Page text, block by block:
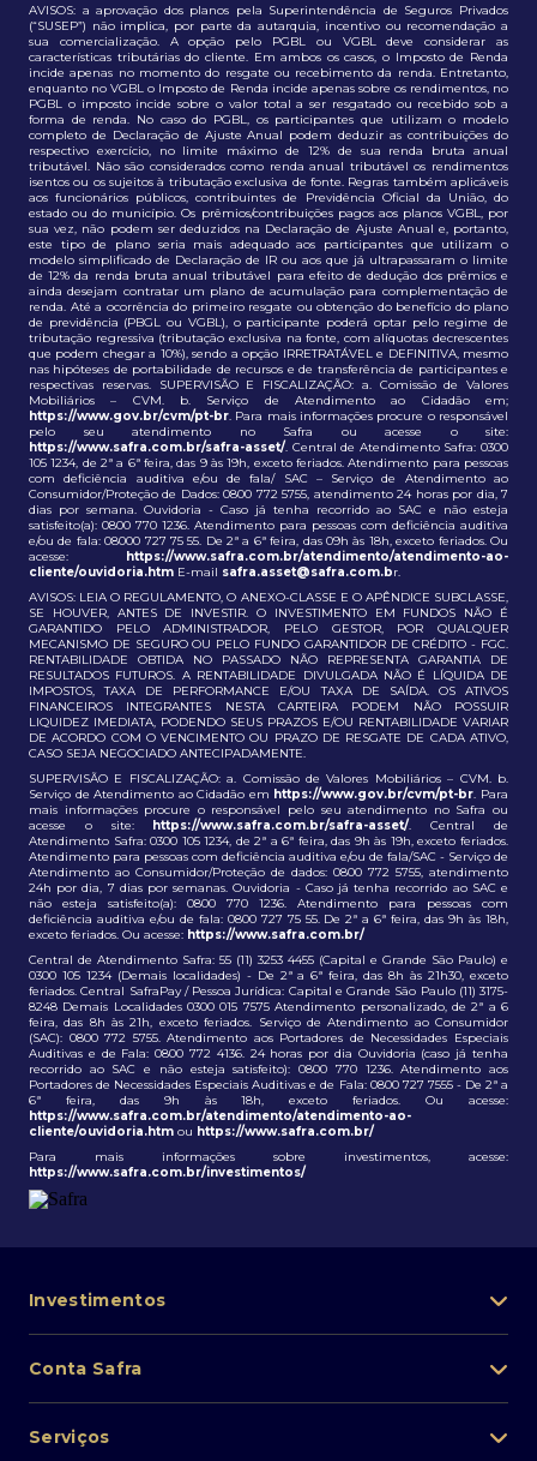
AVISOS: a aprovação dos planos pela Superintendência de Seguros Privados
(“SUSEP”) não implica, por parte da autarquia, incentivo ou recomendação a
sua comercialização. A opção pelo PGBL ou VGBL deve considerar as
características tributárias do cliente. Em ambos os casos, o Imposto de Renda
incide apenas no momento do resgate ou recebimento da renda. Entretanto,
enquanto no VGBL o Imposto de Renda incide apenas sobre os rendimentos, no
PGBL o imposto incide sobre o valor total a ser resgatado ou recebido sob a
forma de renda. No caso do PGBL, os participantes que utilizam o modelo
completo de Declaração de Ajuste Anual podem deduzir as contribuições do
respectivo exercício, no limite máximo de 12% de sua renda bruta anual
tributável. Não são considerados como renda anual tributável os rendimentos
isentos ou os sujeitos à tributação exclusiva de fonte. Regras também aplicáveis
aos funcionários públicos, contribuintes de Previdência Oficial da União, do
estado ou do município. Os prêmios/contribuições pagos aos planos VGBL, por
sua vez, não podem ser deduzidos na Declaração de Ajuste Anual e, portanto,
este tipo de plano seria mais adequado aos participantes que utilizam o
modelo simplificado de Declaração de IR ou aos que já ultrapassaram o limite
de 12% da renda bruta anual tributável para efeito de dedução dos prêmios e
ainda desejam contratar um plano de acumulação para complementação de
renda. Até a ocorrência do primeiro resgate ou obtenção do benefício do plano
de previdência (PBGL ou VGBL), o participante poderá optar pelo regime de
tributação regressiva (tributação exclusiva na fonte, com alíquotas decrescentes
que podem chegar a 10%), sendo a opção IRRETRATÁVEL e DEFINITIVA, mesmo
nas hipóteses de portabilidade de recursos e de transferência de participantes e
respectivas reservas. SUPERVISÃO E FISCALIZAÇÃO: a. Comissão de Valores
Mobiliários – CVM. b. Serviço de Atendimento ao Cidadão em;
https://www.gov.br/cvm/pt-br. Para mais informações procure o responsável
pelo seu atendimento no Safra ou acesse o site:
https://www.safra.com.br/safra-asset/. Central de Atendimento Safra: 0300
105 1234, de 2ª a 6ª feira, das 9 às 19h, exceto feriados. Atendimento para pessoas
com deficiência auditiva e/ou de fala/ SAC – Serviço de Atendimento ao
Consumidor/Proteção de Dados: 0800 772 5755, atendimento 24 horas por dia, 7
dias por semana. Ouvidoria - Caso já tenha recorrido ao SAC e não esteja
satisfeito(a): 0800 770 1236. Atendimento para pessoas com deficiência auditiva
e/ou de fala: 08000 727 75 55. De 2ª a 6ª feira, das 09h às 18h, exceto feriados. Ou
acesse: https://www.safra.com.br/atendimento/atendimento-ao-
cliente/ouvidoria.htm E-mail safra.asset@safra.com.br.
AVISOS: LEIA O REGULAMENTO, O ANEXO-CLASSE E O APÊNDICE SUBCLASSE,
SE HOUVER, ANTES DE INVESTIR. O INVESTIMENTO EM FUNDOS NÃO É
GARANTIDO PELO ADMINISTRADOR, PELO GESTOR, POR QUALQUER
MECANISMO DE SEGURO OU PELO FUNDO GARANTIDOR DE CRÉDITO - FGC.
RENTABILIDADE OBTIDA NO PASSADO NÃO REPRESENTA GARANTIA DE
RESULTADOS FUTUROS. A RENTABILIDADE DIVULGADA NÃO É LÍQUIDA DE
IMPOSTOS, TAXA DE PERFORMANCE E/OU TAXA DE SAÍDA. OS ATIVOS
FINANCEIROS INTEGRANTES NESTA CARTEIRA PODEM NÃO POSSUIR
LIQUIDEZ IMEDIATA, PODENDO SEUS PRAZOS E/OU RENTABILIDADE VARIAR
DE ACORDO COM O VENCIMENTO OU PRAZO DE RESGATE DE CADA ATIVO,
CASO SEJA NEGOCIADO ANTECIPADAMENTE.
SUPERVISÃO E FISCALIZAÇÃO: a. Comissão de Valores Mobiliários – CVM. b.
Serviço de Atendimento ao Cidadão em https://www.gov.br/cvm/pt-br. Para
mais informações procure o responsável pelo seu atendimento no Safra ou
acesse o site: https://www.safra.com.br/safra-asset/. Central de
Atendimento Safra: 0300 105 1234, de 2ª a 6ª feira, das 9h às 19h, exceto feriados.
Atendimento para pessoas com deficiência auditiva e/ou de fala/SAC - Serviço de
Atendimento ao Consumidor/Proteção de dados: 0800 772 5755, atendimento
24h por dia, 7 dias por semanas. Ouvidoria - Caso já tenha recorrido ao SAC e
não esteja satisfeito(a): 0800 770 1236. Atendimento para pessoas com
deficiência auditiva e/ou de fala: 0800 727 75 55. De 2ª a 6ª feira, das 9h às 18h,
exceto feriados. Ou acesse: https://www.safra.com.br/
Central de Atendimento Safra: 55 (11) 3253 4455 (Capital e Grande São Paulo) e
0300 105 1234 (Demais localidades) - De 2ª a 6ª feira, das 8h às 21h30, exceto
feriados. Central SafraPay / Pessoa Jurídica: Capital e Grande São Paulo (11) 3175-
8248 Demais Localidades 0300 015 7575 Atendimento personalizado, de 2ª a 6
feira, das 8h às 21h, exceto feriados. Serviço de Atendimento ao Consumidor
(SAC): 0800 772 5755. Atendimento aos Portadores de Necessidades Especiais
Auditivas e de Fala: 0800 772 4136. 24 horas por dia Ouvidoria (caso já tenha
recorrido ao SAC e não esteja satisfeito): 0800 770 1236. Atendimento aos
Portadores de Necessidades Especiais Auditivas e de Fala: 0800 727 7555 - De 2ª a
6ª feira, das 9h às 18h, exceto feriados. Ou acesse:
https://www.safra.com.br/atendimento/atendimento-ao-
cliente/ouvidoria.htm ou https://www.safra.com.br/
Para mais informações sobre investimentos, acesse:
https://www.safra.com.br/investimentos/
Investimentos
Lista de fundos de investimento
Conta Safra
Pessoa Física
Serviços